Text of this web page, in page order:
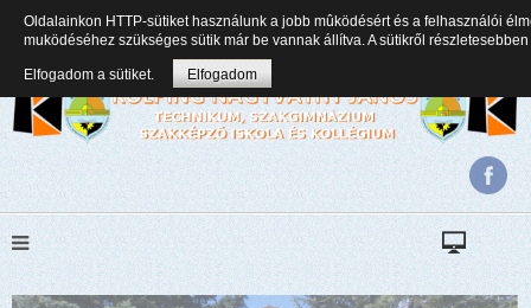
+36(82) 471 353 kolping.nagyvathy.titkarsag@gmail.com
Oldalainkon HTTP-sütiket használunk a jobb mûködésért és a felhasználói
muködéséhez szükséges sütik már be vannak állítva. A sütikről
Elfogadom a sütiket. Elfogadom